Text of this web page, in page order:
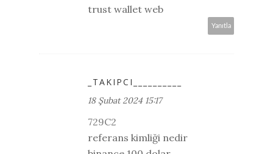
trust wallet web
Yanıtla
_TAKIPCI__________
18 Şubat 2024 15:17
729C2
referans kimliği nedir